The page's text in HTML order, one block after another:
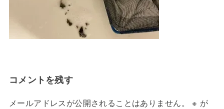
コメントを残す
メールアドレスが公開されることはありません。 ※ が